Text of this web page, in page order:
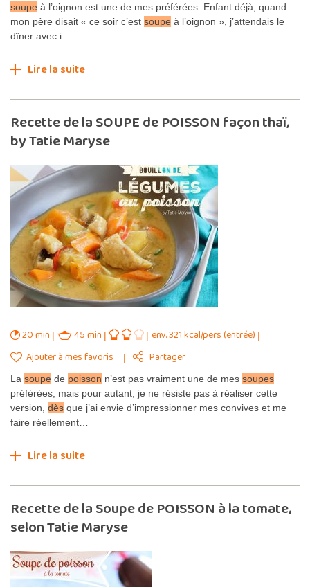
soupe à l’oignon est une de mes préférées. Enfant déjà, quand
mon père disait « ce soir c’est soupe à l’oignon », j’attendais le
dîner avec i…
Lire la suite
Recette de la SOUPE de POISSON façon thaï,
by Tatie Maryse
20 min 45 min
env. 321 kcal/pers (entrée)
Ajouter à mes favoris
Partager
La soupe de poisson n’est pas vraiment une de mes soupes
préférées, mais pour autant, je ne résiste pas à réaliser cette
version, dès que j’ai envie d’impressionner mes convives et me
faire réellement…
Lire la suite
Recette de la Soupe de POISSON à la tomate,
selon Tatie Maryse